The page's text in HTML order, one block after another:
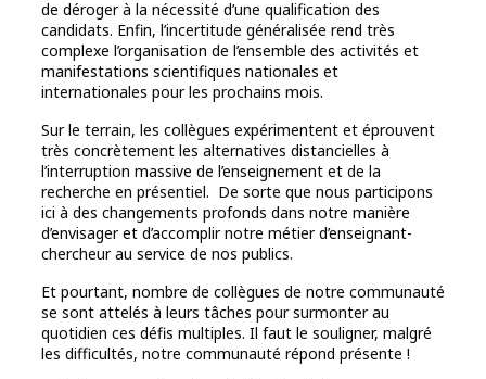
de déroger à la nécessité d’une qualification des
candidats. Enfin, l’incertitude généralisée rend très
complexe l’organisation de l’ensemble des activités et
manifestations scientifiques nationales et
internationales pour les prochains mois.
Sur le terrain, les collègues expérimentent et éprouvent
très concrètement les alternatives distancielles à
l’interruption massive de l’enseignement et de la
recherche en présentiel. De sorte que nous participons
ici à des changements profonds dans notre manière
d’envisager et d’accomplir notre métier d’enseignant-
chercheur au service de nos publics.
Et pourtant, nombre de collègues de notre communauté
se sont attelés à leurs tâches pour surmonter au
quotidien ces défis multiples. Il faut le souligner, malgré
les difficultés, notre communauté répond présente !